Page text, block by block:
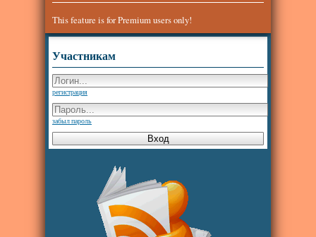
This feature is for Premium users only!
Участникам
регистрация
забыл пароль